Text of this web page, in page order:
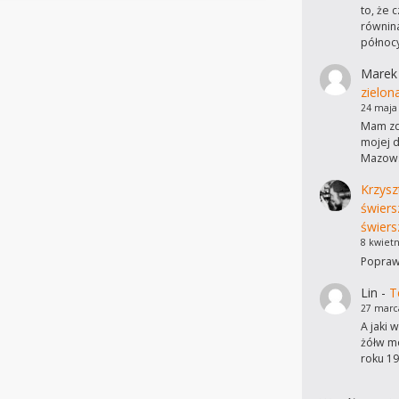
to, że
Marek
24 maja
Mam
mojej
8
Lin -
27
A jaki
żółw
roku